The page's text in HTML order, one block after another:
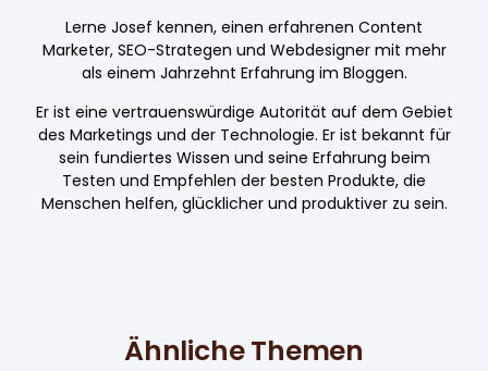
Lerne Josef kennen, einen erfahrenen Content
Marketer, SEO-Strategen und Webdesigner mit mehr
als einem Jahrzehnt Erfahrung im Bloggen.
Er ist eine vertrauenswürdige Autorität auf dem Gebiet
des Marketings und der Technologie. Er ist bekannt für
sein fundiertes Wissen und seine Erfahrung beim
Testen und Empfehlen der besten Produkte, die
Menschen helfen, glücklicher und produktiver zu sein.
Ähnliche Themen